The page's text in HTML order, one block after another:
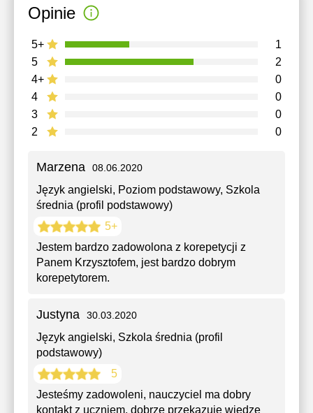
Opinie
2 0
3 0
4 0
4+ 0
5 2
5+ 1
Marzena 08.06.2020
Język angielski, Poziom podstawowy, Szkola
średnia (profil podstawowy)
5+
Jestem bardzo zadowolona z korepetycji z
Panem Krzysztofem, jest bardzo dobrym
korepetytorem.
Justyna 30.03.2020
Język angielski, Szkola średnia (profil
podstawowy)
5
Jesteśmy zadowoleni, nauczyciel ma dobry
kontakt z uczniem, dobrze przekazuje wiedzę